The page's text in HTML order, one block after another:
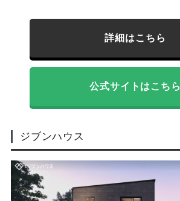
詳細はこちら
公式サイトはこちら
ジブンハウス